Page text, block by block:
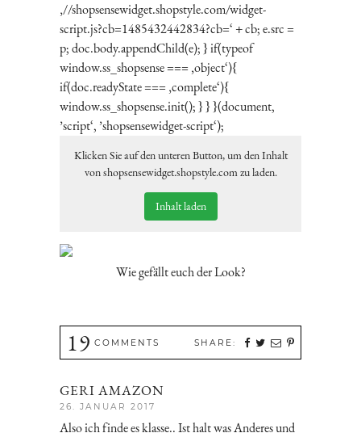
‚//shopsensewidget.shopstyle.com/widget-
script.js?cb=1485432442834?cb=‘ + cb; e.src =
p; doc.body.appendChild(e); } if(typeof
window.ss_shopsense === ‚object‘){
if(doc.readyState === ‚complete‘){
window.ss_shopsense.init(); } } }(document,
’script‘, ’shopsensewidget-script‘);
Klicken Sie auf den unteren Button, um den Inhalt
von shopsensewidget.shopstyle.com zu laden.
Inhalt laden
Wie gefällt euch der Look?
19 COMMENTS SHARE:
GERI AMAZON
26. JANUAR 2017
Also ich finde es klasse.. Ist halt was Anderes und